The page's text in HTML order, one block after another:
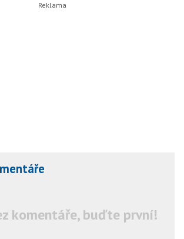
komentáře, buďte první!